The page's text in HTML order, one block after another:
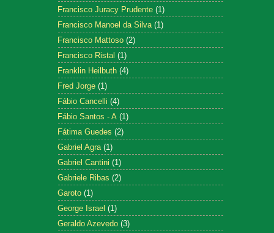
Francisco Juracy Prudente (1)
Francisco Manoel da Silva (1)
Francisco Mattoso (2)
Francisco Ristal (1)
Franklin Heilbuth (4)
Fred Jorge (1)
Fábio Cancelli (4)
Fábio Santos - A (1)
Fátima Guedes (2)
Gabriel Agra (1)
Gabriel Cantini (1)
Gabriele Ribas (2)
Garoto (1)
George Israel (1)
Geraldo Azevedo (3)